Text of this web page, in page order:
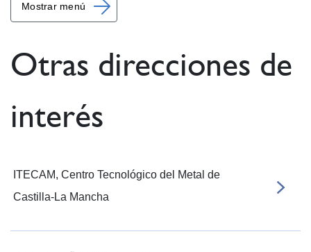
Mostrar menú
Otras direcciones de
interés
ITECAM, Centro Tecnológico del Metal de
Castilla-La Mancha